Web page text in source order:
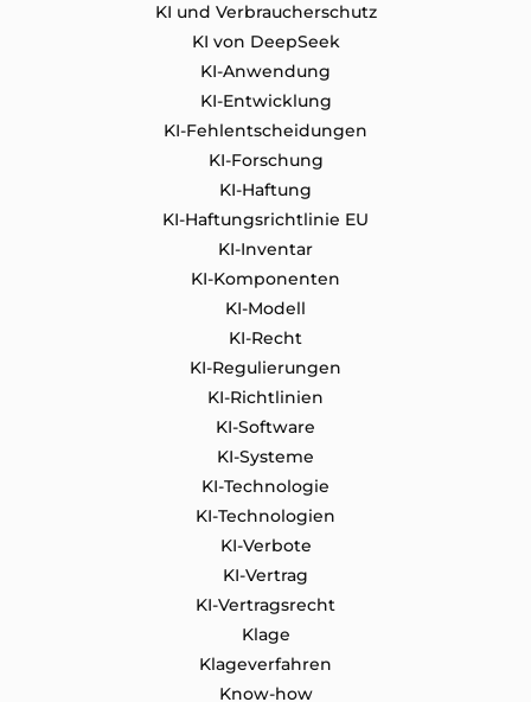
KI und Verbraucherschutz
KI von DeepSeek
KI-Anwendung
KI-Entwicklung
KI-Fehlentscheidungen
KI-Forschung
KI-Haftung
KI-Haftungsrichtlinie EU
KI-Inventar
KI-Komponenten
KI-Modell
KI-Recht
KI-Regulierungen
KI-Richtlinien
KI-Software
KI-Systeme
KI-Technologie
KI-Technologien
KI-Verbote
KI-Vertrag
KI-Vertragsrecht
Klage
Klageverfahren
Know-how